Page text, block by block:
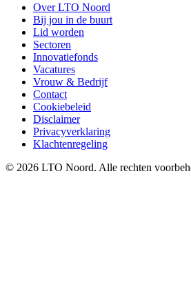
Over LTO Noord
Bij jou in de buurt
Lid worden
Sectoren
Innovatiefonds
Vacatures
Vrouw & Bedrijf
Contact
Cookiebeleid
Disclaimer
Privacyverklaring
Klachtenregeling
© 2026 LTO Noord. Alle rechten